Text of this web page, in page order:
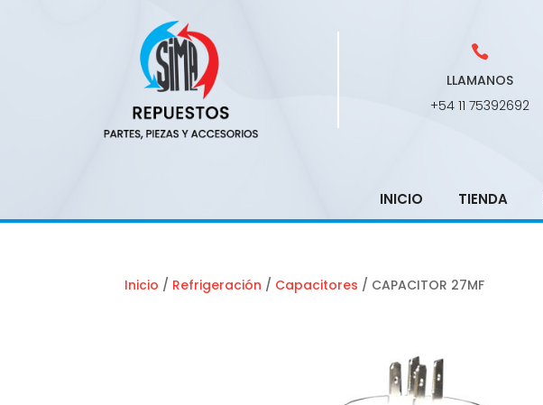
LLAMANOS
+54 11 75392692
INICIO TIENDA
Inicio / Refrigeración / Capacitores / CAPACITOR 27MF